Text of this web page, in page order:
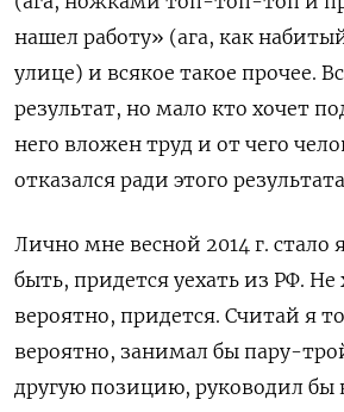
нашел работу» (ага, как
улице) и всякое такое прочее.
результат, но мало кто хочет
него вложен труд и от чего
отказался ради этого
Лично мне весной 2014 г. стало
быть, придется уехать из РФ. Не
вероятно, придется. Считай я
вероятно, занимал бы пару-
другую позицию, руководил